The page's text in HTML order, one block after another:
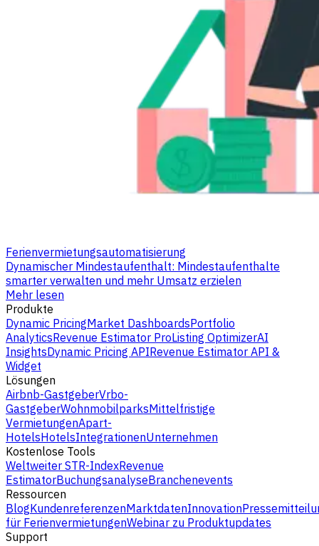
Ferienvermietungsautomatisierung
Dynamischer Mindestaufenthalt: Mindestaufenthalte
smarter verwalten und mehr Umsatz erzielen
Mehr lesen
Produkte
Dynamic PricingMarket DashboardsPortfolio
AnalyticsRevenue Estimator ProListing OptimizerAI
InsightsDynamic Pricing APIRevenue Estimator API &
Widget
Lösungen
Airbnb-GastgeberVrbo-
GastgeberWohnmobilparksMittelfristige
VermietungenApart-
HotelsHotelsIntegrationenUnternehmen
Kostenlose Tools
Weltweiter STR-IndexRevenue
EstimatorBuchungsanalyseBranchenevents
Ressourcen
BlogKundenreferenzenMarktdatenInnovation
für FerienvermietungenWebinar zu Produktupdates
Support